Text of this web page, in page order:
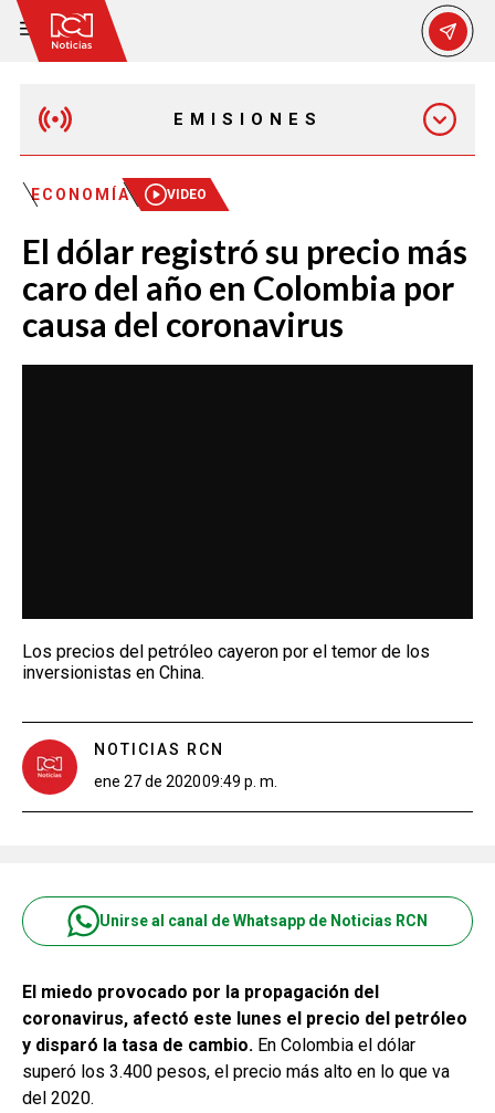
EMISIONES
EMISIÓN 12:30 PM
EMISIÓN 7:00 PM
ECONOMÍA VIDEO
El dólar registró su precio más
caro del año en Colombia por
causa del coronavirus
Los precios del petróleo cayeron por el temor de los
inversionistas en China.
NOTICIAS RCN
ene 27 de 202009:49 p. m.
Unirse al canal de Whatsapp de Noticias RCN
El miedo provocado por la propagación del
coronavirus, afectó este lunes el precio del petróleo
y disparó la tasa de cambio. En Colombia el dólar
superó los 3.400 pesos, el precio más alto en lo que va
del 2020.